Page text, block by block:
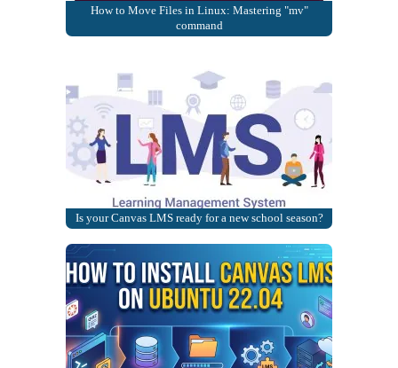
How to Move Files in Linux: Mastering "mv"
command
Is your Canvas LMS ready for a new school season?